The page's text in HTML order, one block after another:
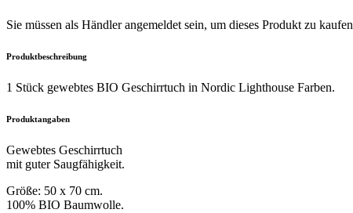
Sie müssen als Händler angemeldet sein, um dieses Produkt zu kaufen
Produktbeschreibung
1 Stück gewebtes BIO Geschirrtuch in Nordic Lighthouse Farben.
Produktangaben
Gewebtes Geschirrtuch
mit guter Saugfähigkeit.
Größe: 50 x 70 cm.
100% BIO Baumwolle.